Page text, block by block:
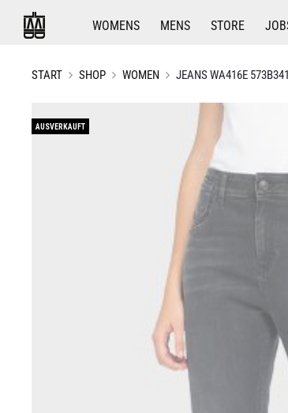
WOMENS MENS STORE
START SHOP WOMEN JEANS WA416E
AUSVERKAUFT